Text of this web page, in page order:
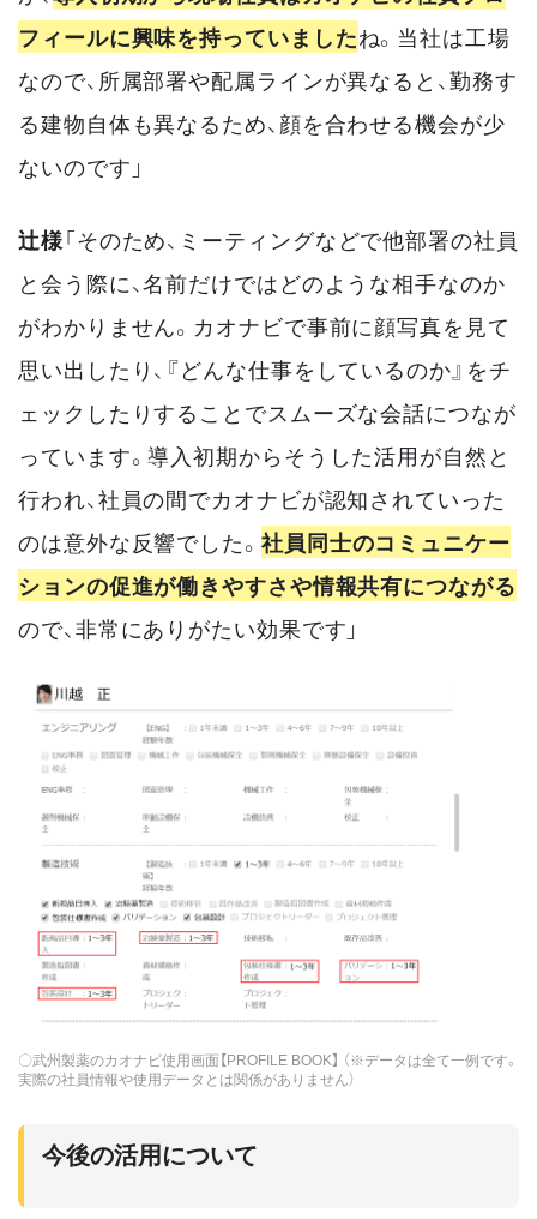
フィールに興味を持っていましたね。当社は工場
なので、所属部署や配属ラインが異なると、勤務す
る建物自体も異なるため、顔を合わせる機会が少
ないのです」
辻様「そのため、ミーティングなどで他部署の社員
と会う際に、名前だけではどのような相手なのか
がわかりません。カオナビで事前に顔写真を見て
思い出したり、『どんな仕事をしているのか』をチ
ェックしたりすることでスムーズな会話につなが
っています。導入初期からそうした活用が自然と
行われ、社員の間でカオナビが認知されていった
のは意外な反響でした。 社員同士のコミュニケー
ションの促進が働きやすさや情報共有につながる
ので、非常にありがたい効果です」
〇武州製薬のカオナビ使用画面【PROFILE BOOK】 （※データは全て一例です。
実際の社員情報や使用データとは関係がありません）
今後の活用について